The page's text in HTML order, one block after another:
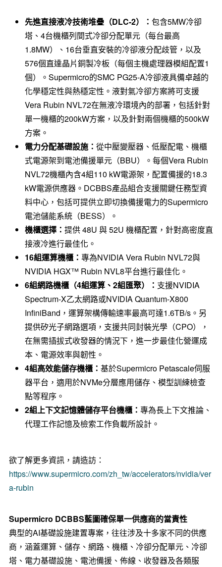
先進直接液冷技術堆疊（DLC-2）： 包含5MW冷卻
塔、4台機櫃列間式冷卻分配單元（每台最高
1.8MW）、16台垂直安裝的冷卻液分配歧管，以及
576個直達晶片銅製冷板（每個主機處理器模組配置1
個）。Supermicro的SMC PG25-A冷卻液具備卓越的
化學穩定性與熱穩定性。液對氣冷卻方案將可支援
Vera Rubin NVL72在無液冷環境內的部署，包括針對
單一機櫃的200kW方案，以及針對兩個機櫃的500kW
方案。
電力分配基礎設施： 從中壓變壓器、低壓配電、機櫃
式電源架到電池備援單元（BBU）。每個Vera Rubin
NVL72機櫃內含4組110 kW電源架，配置備援的18.3
kW電源供應器。DCBBS產品組合支援關鍵任務型資
料中心，包括可提供立即切換備援電力的Supermicro
電池儲能系統（BESS）。
機櫃選擇： 提供 48U 與 52U 機櫃配置，針對高密度直
接液冷進行最佳化。
16組運算機櫃： 專為NVIDIA Vera Rubin NVL72與
NVIDIA HGX™ Rubin NVL8平台進行最佳化。
6組網路機櫃（4組運算、 2組匯聚）： 支援NVIDIA
Spectrum-X乙太網路或NVIDIA Quantum-X800
InfiniBand，運算架構傳輸速率最高可達1.6TB/s。另
提供矽光子網路選項，支援共同封裝光學（CPO），
在無需插拔式收發器的情況下，進一步最佳化營運成
本、電源效率與韌性。
4組高效能儲存機櫃： 基於Supermicro Petascale伺服
器平台，適用於NVMe分層應用儲存、模型訓練檢查
點等程序。
2組上下文記憶體儲存平台機櫃： 專為長上下文推論、
代理工作記憶及檢索工作負載所設計。
欲了解更多資訊，請造訪：
https://www.supermicro.com/zh_tw/accelerators/nvidia/ver
a-rubin
Supermicro DCBBS藍圖確保單一供應商的當責性
典型的AI基礎設施建置專案，往往涉及十多家不同的供應
商，涵蓋運算、儲存、網路、機櫃、冷卻分配單元、冷卻
塔、電力基礎設施、電池備援、佈線、收發器及各類服